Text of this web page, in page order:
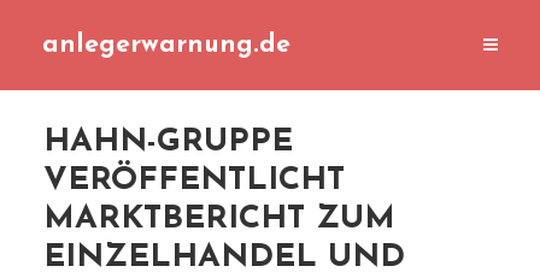
anlegerwarnung.de
HAHN-GRUPPE
VERÖFFENTLICHT
MARKTBERICHT ZUM
EINZELHANDEL UND